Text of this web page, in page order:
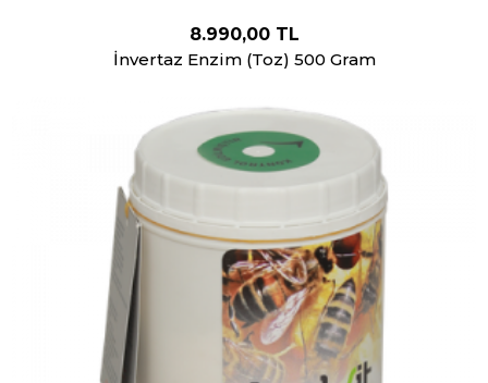
8.990,00 TL
İnvertaz Enzim (Toz) 500 Gram